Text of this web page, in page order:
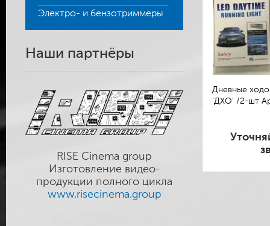
Электро- и бензотриммеры
Наши партнёры
RISE Cinema group
Изготовление видео-
продукции полного цикла
www.risecinema.group
Дневные
'ДХО' /2-шт